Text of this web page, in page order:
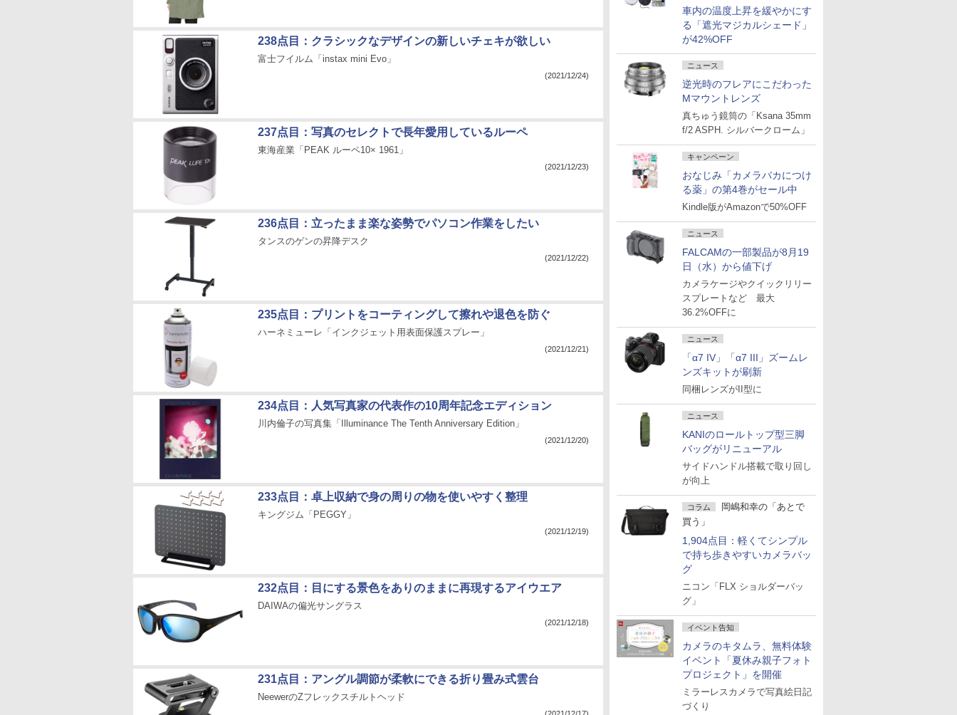
車内の温度上昇を緩やかにす
る「遮光マジカルシェード」
が42%OFF
ニュース
逆光時のフレアにこだわった
Mマウントレンズ
真ちゅう鏡筒の「Ksana 35mm
f/2 ASPH. シルバークローム」
キャンペーン
おなじみ「カメラバカにつけ
る薬」の第4巻がセール中
Kindle版がAmazonで50%OFF
ニュース
FALCAMの一部製品が8月19
日（水）から値下げ
カメラケージやクイックリリー
スプレートなど 最大
36.2%OFFに
ニュース
「α7 IV」「α7 III」ズームレ
ンズキットが刷新
同梱レンズがII型に
ニュース
KANIのロールトップ型三脚
バッグがリニューアル
サイドハンドル搭載で取り回し
が向上
コラム
岡嶋和幸の「あとで
買う」
1,904点目：軽くてシンプル
で持ち歩きやすいカメラバッ
グ
ニコン「FLX ショルダーバッ
グ」
イベント告知
カメラのキタムラ、無料体験
イベント「夏休み親子フォト
プロジェクト」を開催
ミラーレスカメラで写真絵日記
づくり
238点目：クラシックなデザインの新しいチェキが欲しい
富士フイルム「instax mini Evo」
(2021/12/24)
237点目：写真のセレクトで長年愛用しているルーペ
東海産業「PEAK ルーペ10× 1961」
(2021/12/23)
236点目：立ったまま楽な姿勢でパソコン作業をしたい
タンスのゲンの昇降デスク
(2021/12/22)
235点目：プリントをコーティングして擦れや退色を防ぐ
ハーネミューレ「インクジェット用表面保護スプレー」
(2021/12/21)
234点目：人気写真家の代表作の10周年記念エディション
川内倫子の写真集「Illuminance The Tenth Anniversary Edition」
(2021/12/20)
233点目：卓上収納で身の周りの物を使いやすく整理
キングジム「PEGGY」
(2021/12/19)
232点目：目にする景色をありのままに再現するアイウエア
DAIWAの偏光サングラス
(2021/12/18)
231点目：アングル調節が柔軟にできる折り畳み式雲台
NeewerのZフレックスチルトヘッド